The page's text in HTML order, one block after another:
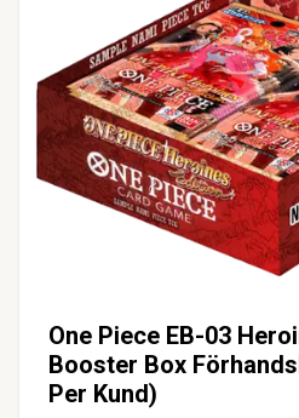
One Piece EB-03
Booster Box
Per Kund)